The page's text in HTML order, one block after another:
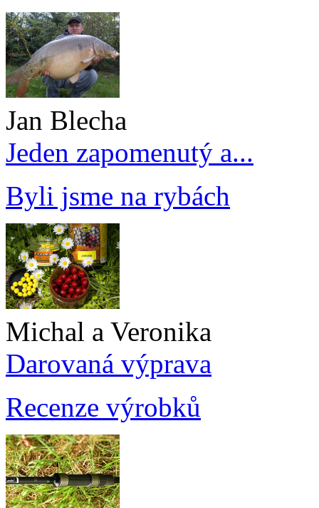
Jan Blecha
Jeden zapomenutý a...
Byli jsme na rybách
Michal a Veronika
Darovaná výprava
Recenze výrobků